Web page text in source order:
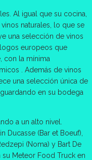
Al igual que su cocina,
naturales, lo que se
una selección de vinos
europeos que
con la mínima
. Además de vinos
una selección única de
en su bodega
a un alto nivel.
Ducasse (Bar et Boeuf),
(Noma) y Bart De
su Meteor Food Truck en